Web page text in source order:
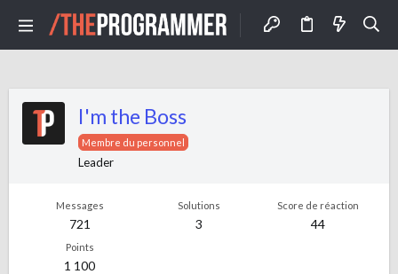
I'm the Boss
Membre du personnel
Leader
Messages
721
Solutions
3
Score de réaction
44
Points
1 100